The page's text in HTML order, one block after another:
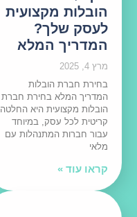
הובלות מקצועית
לעסק שלך?
המדריך המלא
מרץ 4, 2025
בחירת חברת הובלות
המדריך המלא בחירת חברת
הובלות מקצועית היא החלטה
קריטית לכל עסק, במיוחד
עבור חברות המתנהלות עם
מלאי
קראו עוד »